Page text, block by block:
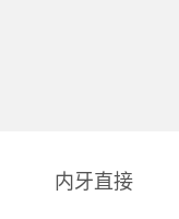
内牙直接